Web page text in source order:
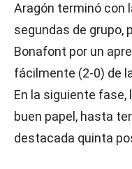
Aragón terminó con
segundas de grupo,
Bonafont por un
fácilmente (2-0) de
En la siguiente fase,
buen papel, hasta
destacada quinta